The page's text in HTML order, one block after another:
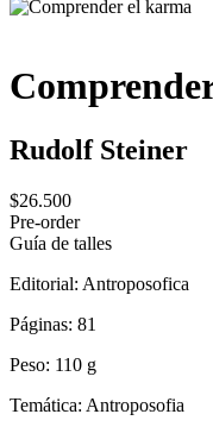
Rudolf Steiner
$26.500
Pre-order
Guía de talles
Editorial: Antroposofica
Páginas: 81
Peso: 110 g
Temática: Antroposofia